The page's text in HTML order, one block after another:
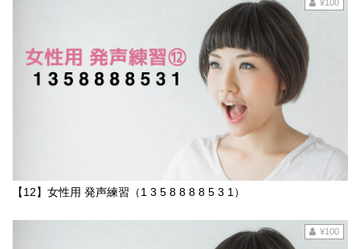
【12】女性用 発声練習（1 3 5 8 8 8 8 5 3 1）
¥100
¥100